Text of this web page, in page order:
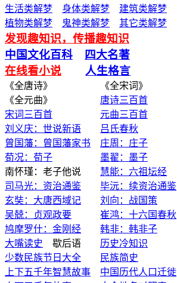
生活类解梦
身体类解梦
建筑类解梦
植物类解梦
鬼神类解梦 其它类解梦
发现趣知识，传播趣知识
中国文化百科
四大名著
在线看小说
人生格言
《全唐诗》 《全宋词》
《全元曲》 唐诗三百首
宋词三百首
元曲三百首
刘义庆：世说新语
吕氏春秋
曾国藩：曾国藩家书
庄周：庄子
荀况：荀子
墨翟：墨子
南怀瑾：老子他说 慧能：六祖坛经
司马光：资治通鉴
毕沅：续资治通鉴
玄奘：大唐西域记
刘向：战国策
吴兢：贞观政要
崔鸿：十六国春秋
鸠摩罗什：金刚经
韩非：韩非子
大嘴读史 歇后语 历史冷知识
少数民族节日大全
民族简史
上下五千年智慧故事
中国历代人口迁徙